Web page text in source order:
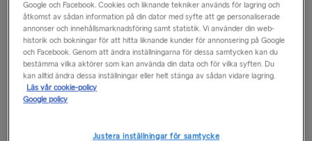
Google och Facebook. Cookies och liknande tekniker används för lagring och
åtkomst av sådan information på din dator med syfte att ge personaliserade
annonser och innehållsmarknadsföring samt statistik. Vi använder din web-
historik och bokningar för att hitta liknande kunder för annonsering på Google
och Facebook. Genom att ändra inställningarna för dessa samtycken kan du
bestämma vilka aktörer som kan använda din data och för vilka syften. Du
kan alltid ändra dessa inställningar eller helt stänga av sådan vidare lagring.
Läs vår cookie-policy
Google policy
Justera inställningar för samtycke